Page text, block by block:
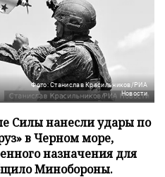
Фото: Станислав Красильников/РИА
Новости
Силы нанесли удары по
в Черном море,
назначения для
Минобороны.